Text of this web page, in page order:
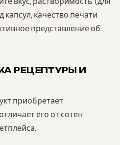
качество печати
представление об
РЕЦЕПТУРЫ И
приобретает
его от сотен